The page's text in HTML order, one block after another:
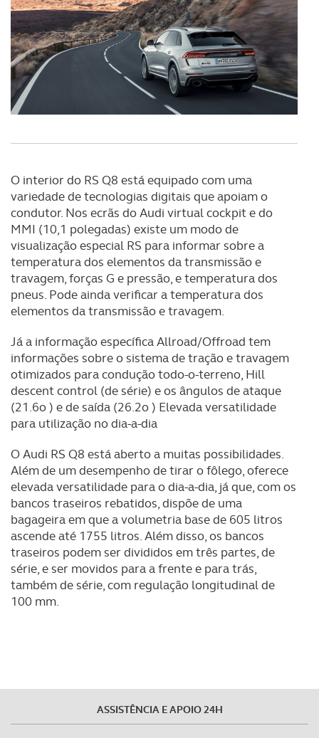
O interior do RS Q8 está equipado com uma
variedade de tecnologias digitais que apoiam o
condutor. Nos ecrãs do Audi virtual cockpit e do
MMI (10,1 polegadas) existe um modo de
visualização especial RS para informar sobre a
temperatura dos elementos da transmissão e
travagem, forças G e pressão, e temperatura dos
pneus. Pode ainda verificar a temperatura dos
elementos da transmissão e travagem.
Já a informação específica Allroad/Offroad tem
informações sobre o sistema de tração e travagem
otimizados para condução todo-o-terreno, Hill
descent control (de série) e os ângulos de ataque
(21.6o ) e de saída (26.2o ) Elevada versatilidade
para utilização no dia-a-dia
O Audi RS Q8 está aberto a muitas possibilidades.
Além de um desempenho de tirar o fôlego, oferece
elevada versatilidade para o dia-a-dia, já que, com os
bancos traseiros rebatidos, dispõe de uma
bagageira em que a volumetria base de 605 litros
ascende até 1755 litros. Além disso, os bancos
traseiros podem ser divididos em três partes, de
série, e ser movidos para a frente e para trás,
também de série, com regulação longitudinal de
100 mm.
ASSISTÊNCIA E APOIO 24H